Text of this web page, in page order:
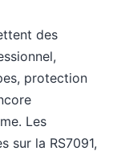
des
protection
Les
sur la RS7091,